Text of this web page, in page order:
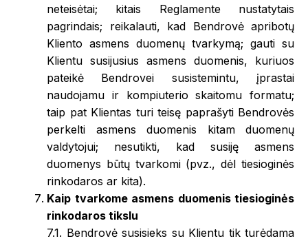
neteisėtai; kitais Reglamente nustatytais
pagrindais; reikalauti, kad Bendrovė apribotų
Kliento asmens duomenų tvarkymą; gauti su
Klientu susijusius asmens duomenis, kuriuos
pateikė Bendrovei susistemintu, įprastai
naudojamu ir kompiuterio skaitomu formatu;
taip pat Klientas turi teisę paprašyti Bendrovės
perkelti asmens duomenis kitam duomenų
valdytojui; nesutikti, kad susiję asmens
duomenys būtų tvarkomi (pvz., dėl tiesioginės
rinkodaros ar kita).
Kaip tvarkome asmens duomenis tiesioginės
rinkodaros tikslu
7.1. Bendrovė susisieks su Klientu tik turėdama